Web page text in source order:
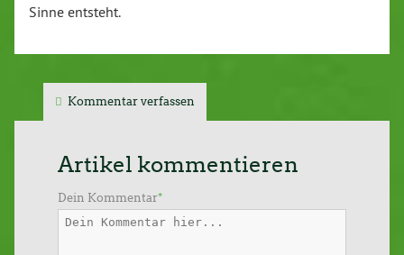
Sinne entsteht.
Kommentar verfassen
Artikel kommentieren
Dein Kommentar*